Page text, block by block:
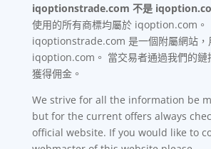
iqoptionstrade.com 不是
使用的所有商標均屬於 iqoption.com。
iqoptionstrade.com 是一個附屬網站，
iqoption.com。 當交易者通過我們的鏈
獲得佣金。
We strive for all the information be
but for the current offers always
official website. If you would like to